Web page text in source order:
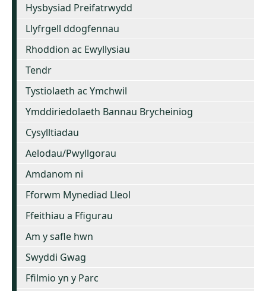
Hysbysiad Preifatrwydd
Llyfrgell ddogfennau
Rhoddion ac Ewyllysiau
Tendr
Tystiolaeth ac Ymchwil
Ymddiriedolaeth Bannau Brycheiniog
Cysylltiadau
Aelodau/Pwyllgorau
Amdanom ni
Fforwm Mynediad Lleol
Ffeithiau a Ffigurau
Am y safle hwn
Swyddi Gwag
Ffilmio yn y Parc